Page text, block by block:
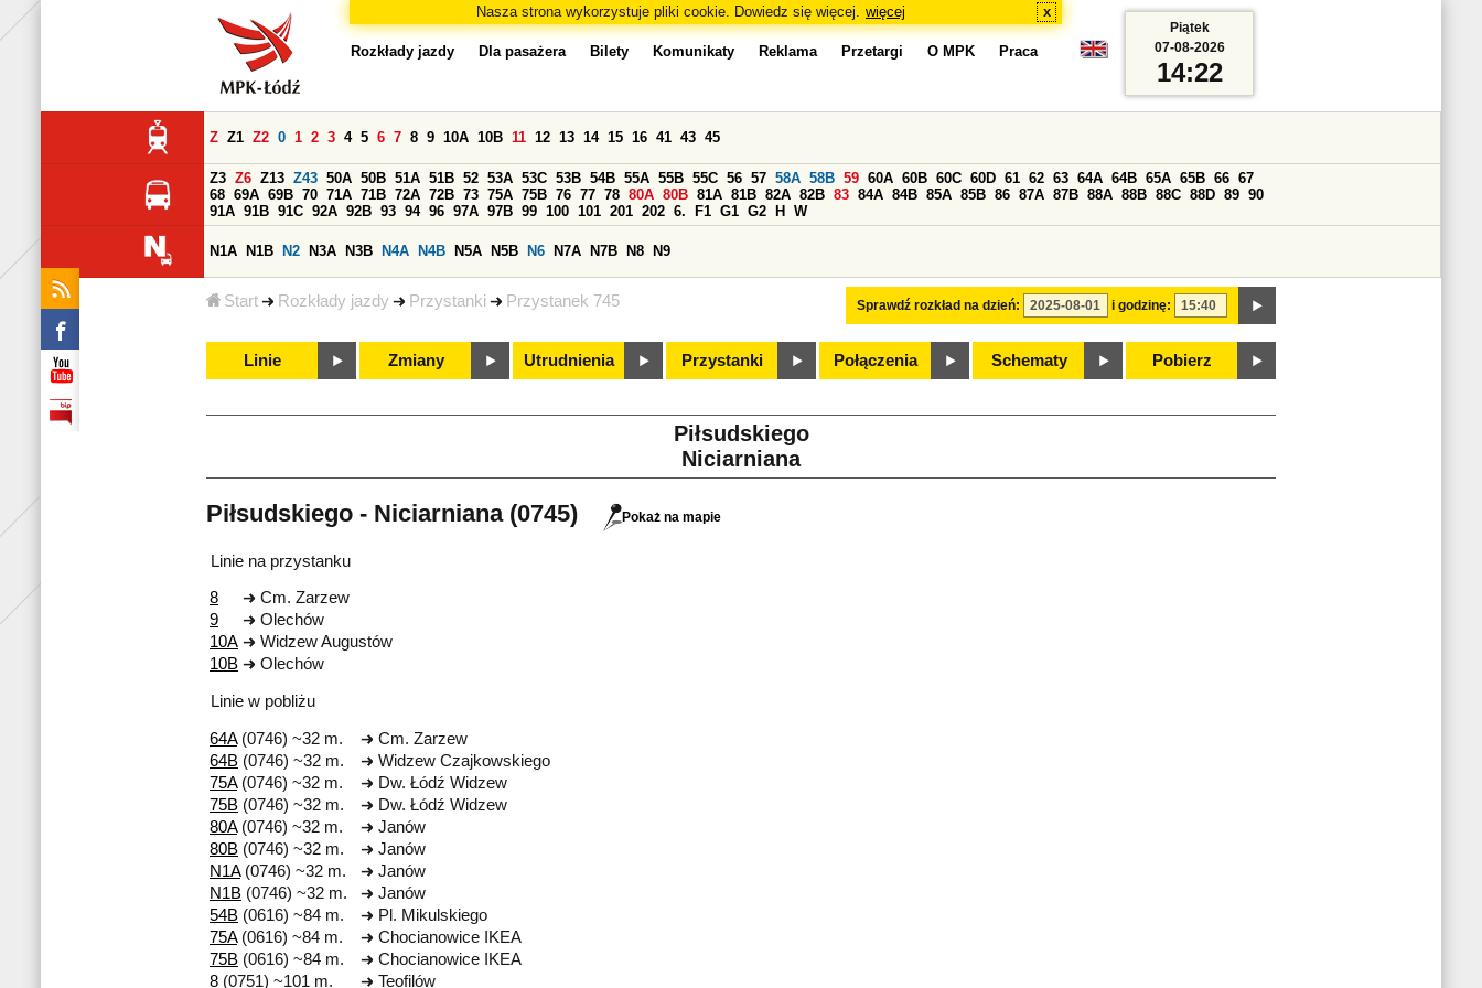
Nasza strona wykorzystuje pliki cookie. Dowiedz się więcej. więcej x
Start Rozkłady jazdy Przystanki Przystanek 745
Rozkłady jazdy Dla pasażera Bilety Komunikaty Reklama Przetargi O MPK Praca
Sprawdź rozkład na dzień: i godzinę:
Z Z1 Z2 0 1 2 3 4 5 6 7 8 9 10A 10B 11 12 13 14 15 16 41 43 45
Z3 Z6 Z13 Z43 50A 50B 51A 51B 52 53A 53C 53B 54B 55A 55B 55C 56 57 58A 58B 59 60A 60B 60C 60D 61 62 63 64A 64B 65A 65B 66 67
68 69A 69B 70 71A 71B 72A 72B 73 75A 75B 76 77 78 80A 80B 81A 81B 82A 82B 83 84A 84B 85A 85B 86 87A 87B 88A 88B 88C 88D 89 90
91A 91B 91C 92A 92B 93 94 96 97A 97B 99 100 101 201 202 6. F1 G1 G2 H W
N1A N1B N2 N3A N3B N4A N4B N5A N5B N6 N7A N7B N8 N9
Linie Zmiany Utrudnienia Przystanki Połączenia Schematy Pobierz
Piątek
07-08-2026
14:22
Piłsudskiego
Niciarniana
Piłsudskiego - Niciarniana (0745) Pokaż na mapie
Linie na przystanku
8
Cm. Zarzew
9
Olechów
10A
Widzew Augustów
10B
Olechów
Linie w pobliżu
64A(0746) ~32 m.
Cm. Zarzew
64B (0746) ~32 m.
Widzew Czajkowskiego
75A(0746) ~32 m.
Dw. Łódź Widzew
75B (0746) ~32 m.
Dw. Łódź Widzew
80A(0746) ~32 m.
Janów
80B (0746) ~32 m.
Janów
N1A(0746) ~32 m.
Janów
N1B (0746) ~32 m.
Janów
54B (0616) ~84 m.
Pl. Mikulskiego
75A(0616) ~84 m.
Chocianowice IKEA
75B (0616) ~84 m.
Chocianowice IKEA
8 (0751) ~101 m. Teofilów